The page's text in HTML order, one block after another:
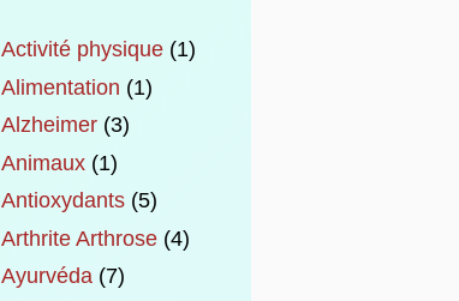
Activité physique(1)
Alimentation (1)
Alzheimer(3)
Animaux(1)
Antioxydants(5)
Arthrite Arthrose(4)
Ayurvéda(7)